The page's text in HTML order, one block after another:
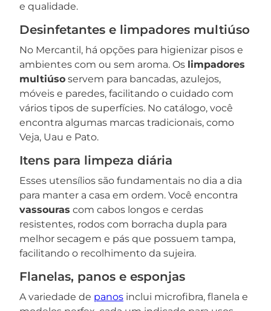
e qualidade.
Desinfetantes e limpadores multiúso
No Mercantil, há opções para higienizar pisos e
ambientes com ou sem aroma. Os limpadores
multiúso servem para bancadas, azulejos,
móveis e paredes, facilitando o cuidado com
vários tipos de superfícies. No catálogo, você
encontra algumas marcas tradicionais, como
Veja, Uau e Pato.
Itens para limpeza diária
Esses utensílios são fundamentais no dia a dia
para manter a casa em ordem. Você encontra
vassouras com cabos longos e cerdas
resistentes, rodos com borracha dupla para
melhor secagem e pás que possuem tampa,
facilitando o recolhimento da sujeira.
Flanelas, panos e esponjas
A variedade de panos inclui microfibra, flanela e